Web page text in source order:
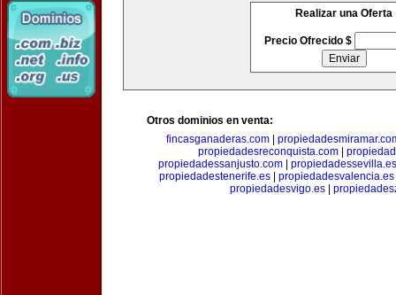
Realizar una Oferta
Precio Ofrecido $
Otros dominios en venta:
fincasganaderas.com
propiedadesreconquista.com
propiedadessanjusto.com| propiedadessevilla.es
propiedadestenerife.es| propiedadesvalencia.es
propiedadesvigo.es|